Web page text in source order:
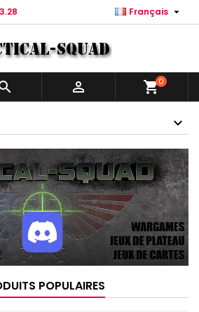
Français 
 shopping_cart0
POPULAIRES